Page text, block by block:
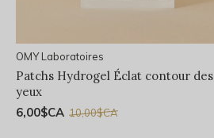
OMY Laboratoires
Patchs Hydrogel Éclat contour des
yeux
6,00$CA 10,00$CA